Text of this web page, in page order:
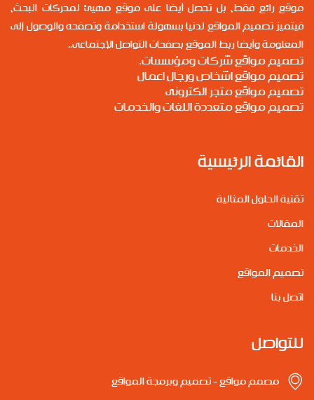
موقع رائع فقط، بل تحصل أيضا على موقع مهيئ لمحركات البحث،
فيتميز تصميم المواقع لدنيا بسهولة استخدامة وتصفحه والوصول إلى
المعلومة وأيضا ربط الموقع بصفحات التواصل الإجتماعى..
تصميم مواقع شركات ومؤسسات.
تصميم مواقع اشخاص ورجال اعمال
تصميم مواقع متجر الكترونى
تصميم مواقع متعددة اللغات والخدمات
القائمة الرئيسية
تقنية الحلول المثالية
المقالات
الخدمات
تصميم المواقع
اتصل بنا
للتواصل
مصمم مواقع - تصميم وبرمجة المواقع